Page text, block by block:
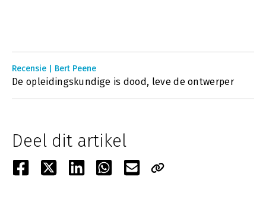
Recensie | Bert Peene
De opleidingskundige is dood, leve de ontwerper
Deel dit artikel